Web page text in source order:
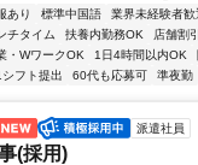
あり 標準中国語 業界未経験者歓
チタイム
扶養内勤務OK 店舗割
・WワークOK
1日4時間以内OK
フト提出
60代も応募可 準夜勤
派遣社員
(採用)